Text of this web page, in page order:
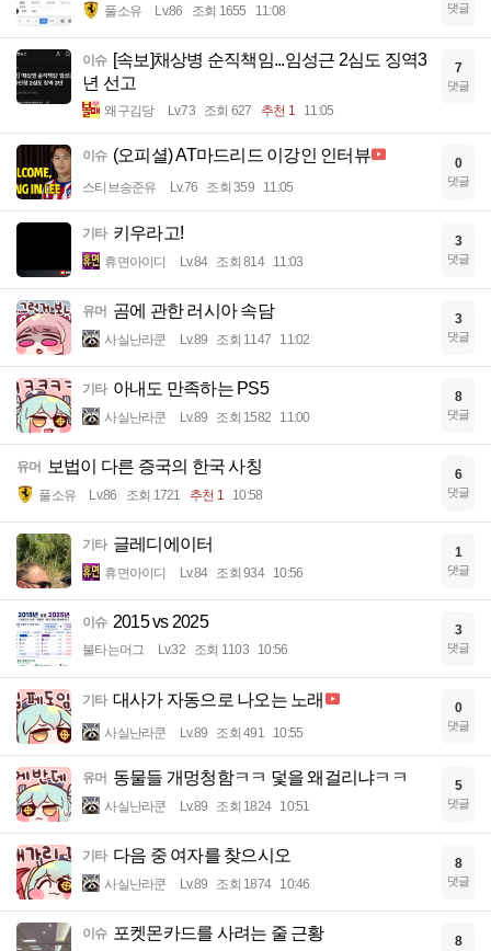
풀소유 Lv.86 조회 1655 11:08 댓글
이슈 [속보]채상병 순직책임...임성근 2심도 징역3
년 선고
왜구김당 Lv.73 조회 627 추천 1 11:05
7
댓글
이슈 (오피셜) AT마드리드 이강인 인터뷰
스티브승준유 Lv.76 조회 359 11:05
0
댓글
기타 키우라고!
휴면아이디 Lv.84 조회 814 11:03
3
댓글
유머 곰에 관한 러시아 속담
사실난라쿤 Lv.89 조회 1147 11:02
3
댓글
기타 아내도 만족하는 PS5
사실난라쿤 Lv.89 조회 1582 11:00
8
댓글
유머 보법이 다른 증국의 한국 사칭
풀소유 Lv.86 조회 1721 추천 1 10:58
6
댓글
기타 글레디에이터
휴면아이디 Lv.84 조회 934 10:56
1
댓글
이슈 2015 vs 2025
불타는머그 Lv.32 조회 1103 10:56
3
댓글
기타 대사가 자동으로 나오는 노래
사실난라쿤 Lv.89 조회 491 10:55
0
댓글
유머 동물들 개멍청함ㅋㅋ 덫을 왜걸리냐ㅋㅋ
사실난라쿤 Lv.89 조회 1824 10:51
5
댓글
기타 다음 중 여자를 찾으시오
사실난라쿤 Lv.89 조회 1874 10:46
8
댓글
이슈 포켓몬카드를 사려는 줄 근황 8